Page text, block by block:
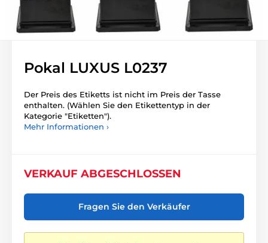
Pokal LUXUS L0237
Der Preis des Etiketts ist nicht im Preis der Tasse
enthalten. (Wählen Sie den Etikettentyp in der
Kategorie "Etiketten").
Mehr Informationen ›
VERKAUF ABGESCHLOSSEN
Fragen Sie den Verkäufer